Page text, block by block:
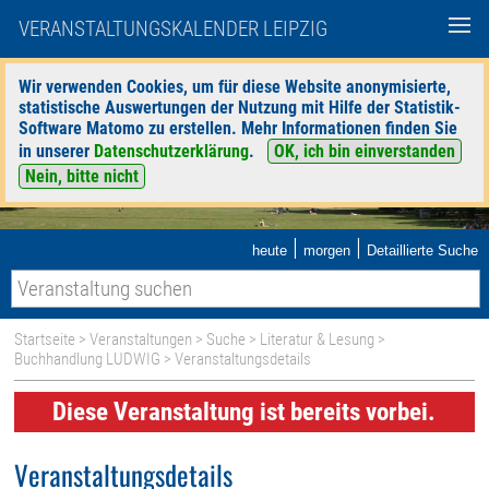
VERANSTALTUNGSKALENDER LEIPZIG
Wir verwenden Cookies, um für diese Website anonymisierte,
statistische Auswertungen der Nutzung mit Hilfe der Statistik-
Software Matomo zu erstellen. Mehr Informationen finden Sie
in unserer Datenschutzerklärung.
OK, ich bin einverstanden
Nein, bitte nicht
heute | morgen | Detaillierte Suche
Startseite >Veranstaltungen > Suche > Literatur & Lesung >
Buchhandlung LUDWIG > Veranstaltungsdetails
Diese Veranstaltung ist bereits vorbei.
Veranstaltungsdetails